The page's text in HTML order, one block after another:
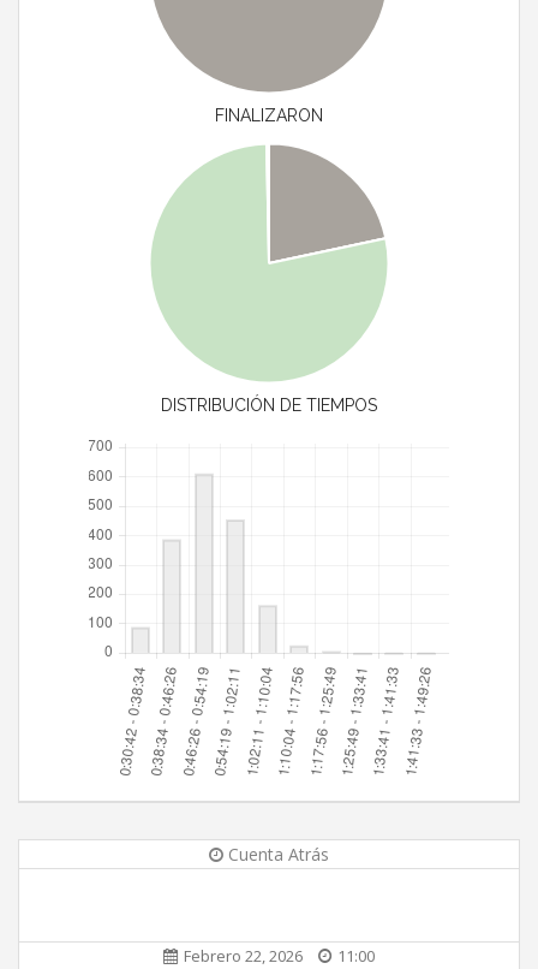
FINALIZARON
DISTRIBUCIÓN DE TIEMPOS
Cuenta Atrás
Febrero 22, 2026 11:00